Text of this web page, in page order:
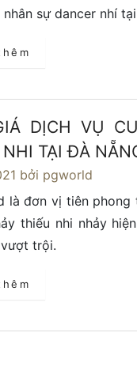
sự dancer nhí
DỊCH VỤ
TẠI ĐÀ
bởi pgworld
là đơn vị tiên
thiếu nhi nhảy
trội.